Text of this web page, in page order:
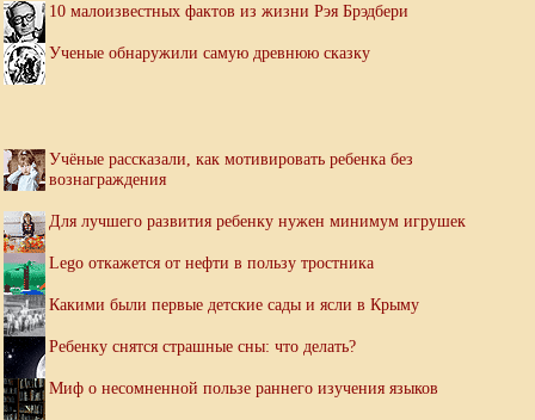
10 малоизвестных фактов из жизни Рэя Брэдбери
Ученые обнаружили самую древнюю сказку
Учёные рассказали, как мотивировать ребенка без
вознаграждения
Для лучшего развития ребенку нужен минимум игрушек
Lego откажется от нефти в пользу тростника
Какими были первые детские сады и ясли в Крыму
Ребенку снятся страшные сны: что делать?
Миф о несомненной пользе раннего изучения языков